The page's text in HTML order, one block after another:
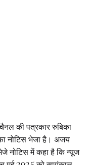
की पत्रकार रुबिका
नोटिस भेजा है। अजय
नोटिस में कहा है कि न्यूज